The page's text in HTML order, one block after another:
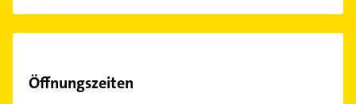
Öffnungszeiten